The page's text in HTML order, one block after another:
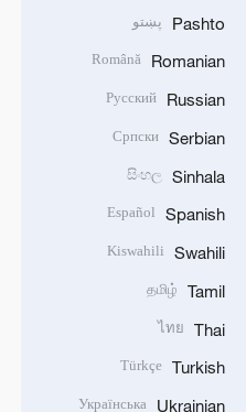
Pashto پښتو
Romanian
Română
Russian
Русский
Serbian
Српски
Sinhala
සිංහල
Spanish
Español
Swahili
Kiswahili
Tamil
தமிழ்
Thai
ไทย
Turkish
Türkçe
Ukrainian
Українська